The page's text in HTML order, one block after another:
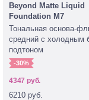
Beyond Matte Liquid
Foundation M7
Тональная основа-
средний с холодным
подтоном
-30%
4347 руб.
6210 руб.